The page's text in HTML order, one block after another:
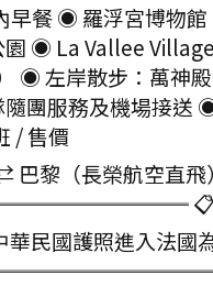
餐 ◉ 羅浮宮博物
◉ La Vallee
◉ 左岸散步：萬神
團服務及機場接送
價
飛） 售價：
📋
國為申根免簽